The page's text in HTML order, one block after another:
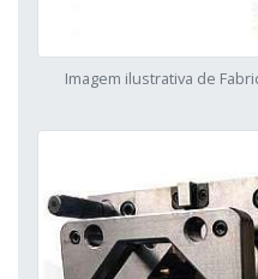
Imagem ilustrativa de